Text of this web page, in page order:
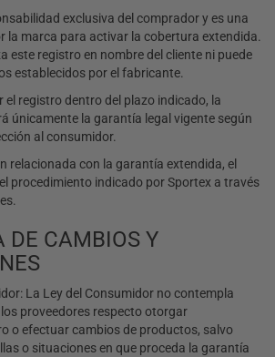
exclusiva del comprador y es una
la marca para activar la cobertura extendida.
este registro en nombre del cliente ni puede
establecidos por el fabricante.
el registro dentro del plazo indicado, la
únicamente la garantía legal vigente según
al consumidor.
relacionada con la garantía extendida, el
procedimiento indicado por Sportex a través
DE CAMBIOS Y
La Ley del Consumidor no contempla
proveedores respecto otorgar
o efectuar cambios de productos, salvo
o situaciones en que proceda la garantía